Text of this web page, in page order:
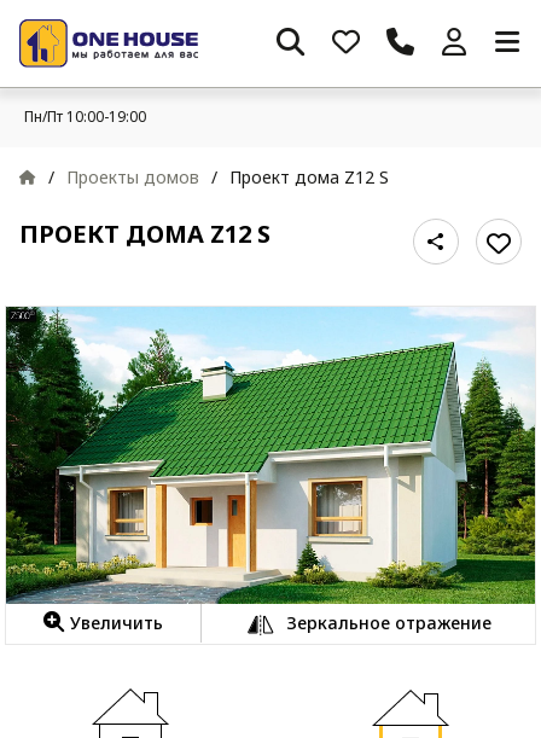
Пн/Пт 10:00-19:00
/ Проекты домов / Проект дома Z12 S
ПРОЕКТ ДОМА Z12 S
Увеличить Зеркальное отражение